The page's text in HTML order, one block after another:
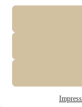
pflanzlichem Feta
in die Sommer- und
unkompliziertes